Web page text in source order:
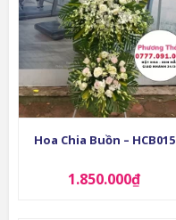
Hoa Chia Buồn – HCB015
1.850.000₫